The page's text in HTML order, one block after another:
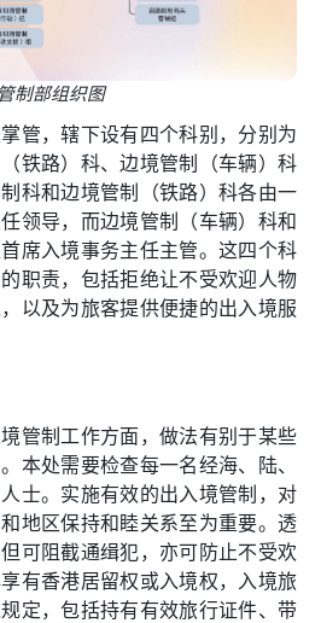
管制部组织图
管，辖下设有四个科别，分别为
铁路）科、边境管制（车辆）科
科和边境管制（铁路）科各由一
领导，而边境管制（车辆）科和
席入境事务主任主管。这四个科
职责，包括拒绝让不受欢迎人物
以及为旅客提供便捷的出入境服
管制工作方面，做法有别于某些
本处需要检查每一名经海、陆、
士。实施有效的出入境管制，对
地区保持和睦关系至为重要。透
可阻截通缉犯，亦可防止不受欢
有香港居留权或入境权，入境旅
定，包括持有有效旅行证件、带